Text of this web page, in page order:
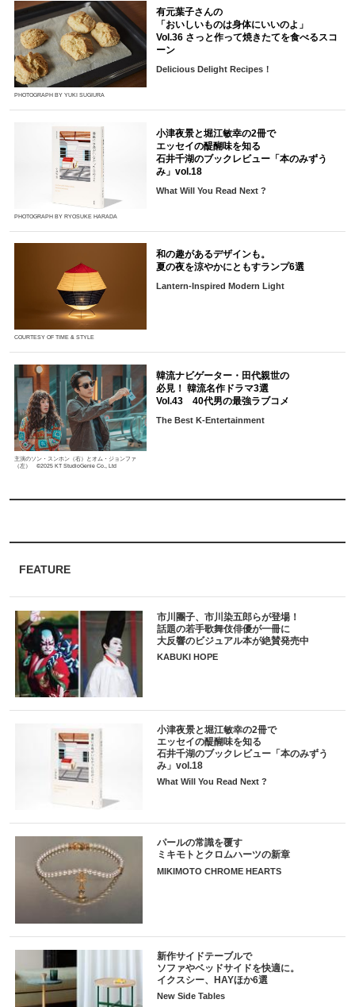
FEATURE
市川團子、市川染五郎らが登場！
話題の若手歌舞伎俳優が一冊に
大反響のビジュアル本が絶賛発売中
KABUKI HOPE
小津夜景と堀江敏幸の2冊で
エッセイの醍醐味を知る
石井千湖のブックレビュー「本のみずう
み」vol.18
What Will You Read Next ?
パールの常識を覆す
ミキモトとクロムハーツの新章
MIKIMOTO CHROME HEARTS
新作サイドテーブルで
ソファやベッドサイドを快適に。
イクスシー、HAYほか6選
New Side Tables
PHOTOGRAPH BY YUKI SUGIURA
有元葉子さんの
「おいしいものは身体にいいのよ」
Vol.36 さっと作って焼きたてを食べるスコ
ーン
Delicious Delight Recipes！
PHOTOGRAPH BY RYOSUKE HARADA
小津夜景と堀江敏幸の2冊で
エッセイの醍醐味を知る
石井千湖のブックレビュー「本のみずう
み」vol.18
What Will You Read Next ?
COURTESY OF TIME & STYLE
和の趣があるデザインも。
夏の夜を涼やかにともすランプ6選
Lantern-Inspired Modern Light
主演のソン・スンホン（右）とオム・ジョンファ
（左） ©2025 KT StudioGenie Co., Ltd
韓流ナビゲーター・田代親世の
必見！ 韓流名作ドラマ3選
Vol.43 40代男の最強ラブコメ
The Best K-Entertainment